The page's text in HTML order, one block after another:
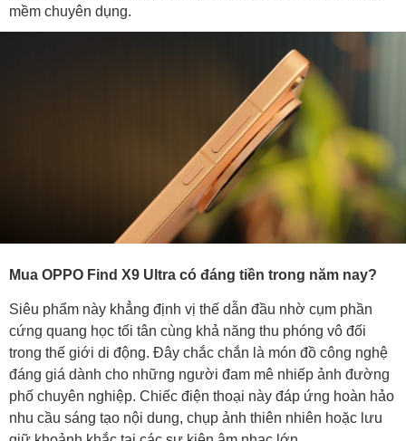
mềm chuyên dụng.
Mua OPPO Find X9 Ultra có đáng tiền trong năm nay?
Siêu phẩm này khẳng định vị thế dẫn đầu nhờ cụm phần
cứng quang học tối tân cùng khả năng thu phóng vô đối
trong thế giới di động. Đây chắc chắn là món đồ công nghệ
đáng giá dành cho những người đam mê nhiếp ảnh đường
phố chuyên nghiệp. Chiếc điện thoại này đáp ứng hoàn hảo
nhu cầu sáng tạo nội dung, chụp ảnh thiên nhiên hoặc lưu